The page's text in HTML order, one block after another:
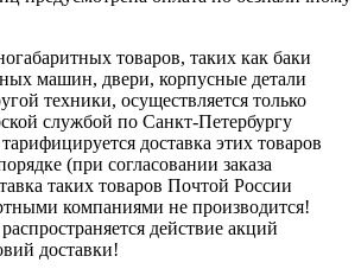
товаров, таких как баки
машин, двери, корпусные детали
техники, осуществляется только
службой по Санкт-Петербургу
доставка этих товаров
(при согласовании заказа
таких товаров Почтой России
компаниями не производится!
действие акций
доставки!